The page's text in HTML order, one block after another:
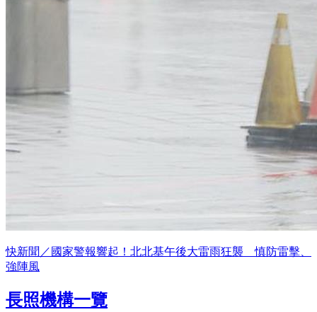
快新聞／國家警報響起！北北基午後大雷雨狂襲 慎防雷擊、
強陣風
長照機構一覽